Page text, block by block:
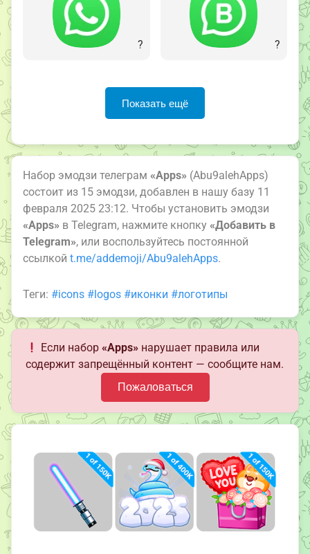
? ?
Показать ещё
Набор эмодзи телеграм «Apps» (Abu9alehApps)
состоит из 15 эмодзи, добавлен в нашу базу 11
февраля 2025 23:12. Чтобы установить эмодзи
«Apps» в Telegram, нажмите кнопку «Добавить в
Telegram», или воспользуйтесь постоянной
ссылкой t.me/addemoji/Abu9alehApps.
Теги: #icons #logos #иконки #логотипы
Если набор«Apps» нарушает правила или
содержит запрещённый контент — сообщите нам.
Пожаловаться